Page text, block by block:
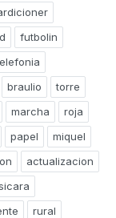
futbolin
braulio
torre
marcha
roja
papel
miquel
actualizacion
rural